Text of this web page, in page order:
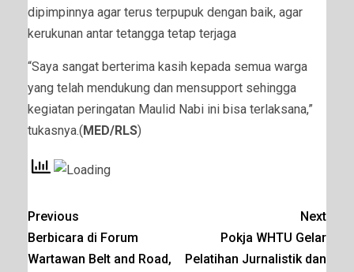
dipimpinnya agar terus terpupuk dengan baik, agar
kerukunan antar tetangga tetap terjaga
“Saya sangat berterima kasih kepada semua warga
yang telah mendukung dan mensupport sehingga
kegiatan peringatan Maulid Nabi ini bisa terlaksana,”
tukasnya.( MED/RLS)
Previous
Berbicara di Forum
Wartawan Belt and Road,
Next
Pokja WHTU Gelar
Pelatihan Jurnalistik dan